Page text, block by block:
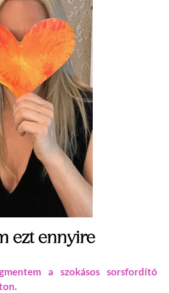
ezt ennyire
a szokásos sorsfordító